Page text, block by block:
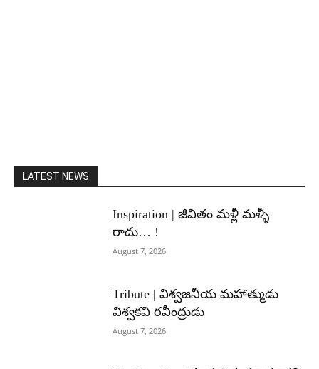
LATEST NEWS
Inspiration | జీవితం మళ్లీ మళ్ళీ
రాదు… !
August 7, 2026
Tribute | విశ్వజనీయ మహాత్ముడు
విశ్వకవి రవీంద్రుడు
August 7, 2026